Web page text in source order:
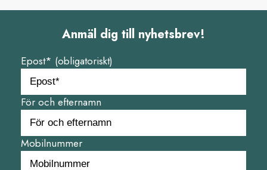
Anmäl dig till nyhetsbrev!
Epost* (obligatoriskt)
För och efternamn
Mobilnummer